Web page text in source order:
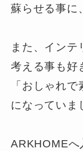
蘇らせる事に
また、インテ
考える事も好
「おしゃれ
になっていま
ARKHOMEへ